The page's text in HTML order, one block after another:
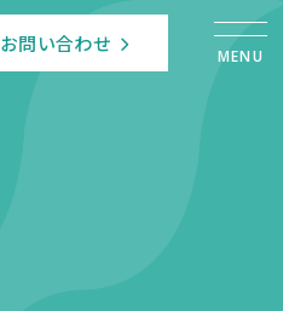
MENU
お問い合わせ